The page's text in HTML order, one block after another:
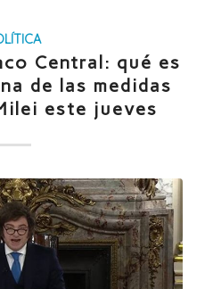
Central: qué es
de las medidas
este jueves